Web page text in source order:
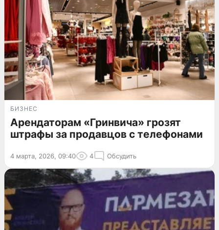
БИЗНЕС
Арендаторам «Гринвича» грозят
штрафы за продавцов с телефонами
4 марта, 2026, 09:40 4 Обсудить